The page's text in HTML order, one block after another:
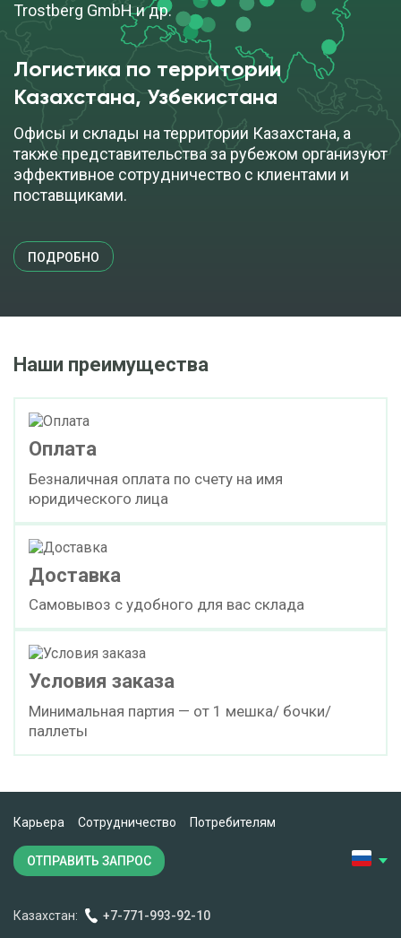
Trostberg GmbH и др.
Логистика по территории
Казахстана, Узбекистана
Офисы и склады на территории Казахстана, а
также представительства за рубежом организуют
эффективное сотрудничество с клиентами и
поставщиками.
ПОДРОБНО
Наши преимущества
Оплата
Безналичная оплата по счету на имя
юридического лица
Доставка
Самовывоз с удобного для вас склада
Условия заказа
Минимальная партия — от 1 мешка/ бочки/
паллеты
Карьера Сотрудничество Потребителям
ОТПРАВИТЬ ЗАПРОС
Казахстан: +7-771-993-92-10